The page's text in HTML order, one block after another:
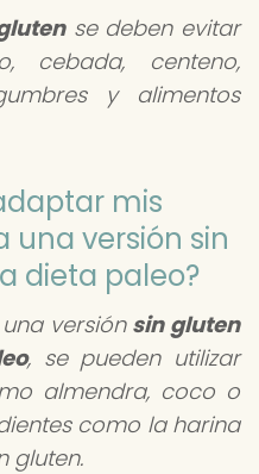
se deben evitar
cebada, centeno,
y alimentos
mis
una versión sin
dieta paleo?
versión sin gluten
, se pueden utilizar
almendra, coco o
como la harina
gluten.